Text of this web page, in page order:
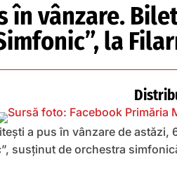
în vânzare.
la
a pus în vânzare de
susținut de orchestra